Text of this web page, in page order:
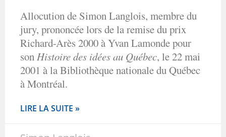
Allocution de Simon Langlois, membre du
jury, prononcée lors de la remise du prix
Richard-Arès 2000 à Yvan Lamonde pour
son Histoire des idées au Québec, le 22 mai
2001 à la Bibliothèque nationale du Québec
à Montréal.
LIRE LA SUITE »